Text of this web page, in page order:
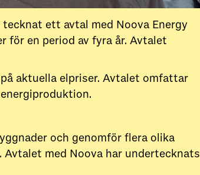
ett avtal med Noova Energy
för en period av fyra år. Avtalet
aktuella elpriser. Avtalet omfattar
och genomför flera olika
med Noova har undertecknats